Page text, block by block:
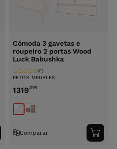
Cómoda 3 gavetas e
roupeiro 2 portas Wood
Luck Babushka
PETITS-MEUBLES
(0)
1319,00€
Comparar
ao